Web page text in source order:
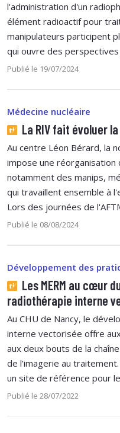
l'administration d'un
élément radioactif pour
manipulateurs participent
qui ouvre des
Publié le 19/07/2024
Médecine nucléaire
La RIV fait évoluer
Au centre Léon Bérard, la
impose une
notamment des manips,
qui travaillent ensemble à
Lors des journées de
Publié le 08/08/2024
Développement des
Les MERM au cœur
radiothérapie interne
Au CHU de Nancy, le
interne vectorisée offre
aux deux bouts de la
de l’imagerie au
un site de référence pour le
Publié le 28/07/2022